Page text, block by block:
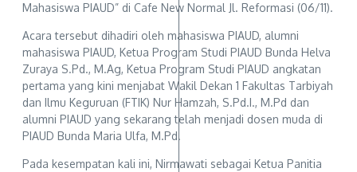
Mahasiswa PIAUD” di Cafe New Normal Jl. Reformasi (06/11).
Acara tersebut dihadiri oleh mahasiswa PIAUD, alumni
mahasiswa PIAUD, Ketua Program Studi PIAUD Bunda Helva
Zuraya S.Pd., M.Ag, Ketua Program Studi PIAUD angkatan
pertama yang kini menjabat Wakil Dekan 1 Fakultas Tarbiyah
dan Ilmu Keguruan (FTIK) Nur Hamzah, S.Pd.I., M.Pd dan
alumni PIAUD yang sekarang telah menjadi dosen muda di
PIAUD Bunda Maria Ulfa, M.Pd.
Pada kesempatan kali ini, Nirmawati sebagai Ketua Panitia